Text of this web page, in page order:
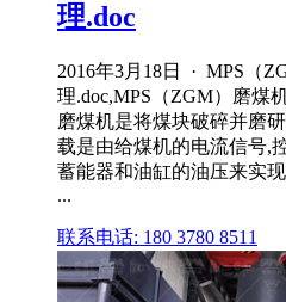
理.doc
2016年3月18日 · MPS（
理.doc,MPS（ZGM）磨煤
磨煤机是将煤块破碎并磨
载是由给煤机的电流信号,
蓄能器和油缸的油压来实
...
联系电话: 180 3780 8511